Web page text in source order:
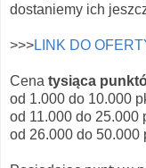
dostaniemy ich
>>>LINK DO
Cena tysiąca
od 1.000 do 10.000
od 11.000 do 25.000
od 26.000 do 50.000